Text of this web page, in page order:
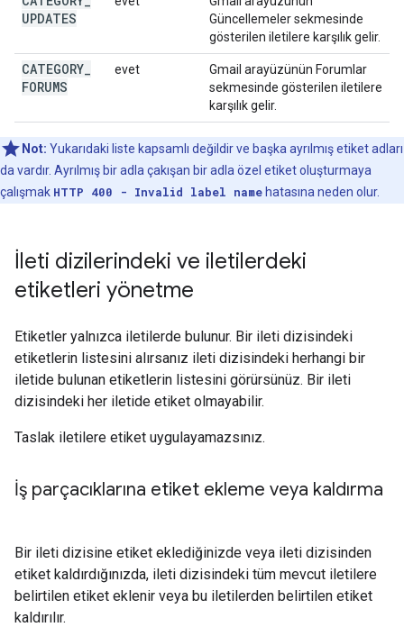
UPDATES
Güncellemeler sekmesinde
gösterilen iletilere karşılık gelir.
CATEGORY
FORUMS
evet
Gmail arayüzünün Forumlar
sekmesinde gösterilen iletilere
karşılık gelir.
Not: Yukarıdaki liste kapsamlı değildir ve başka ayrılmış etiket adları
da vardır. Ayrılmış bir adla çakışan bir adla özel etiket oluşturmaya
çalışmak HTTP 400 - Invalid label name hatasına neden olur.
İleti dizilerindeki ve iletilerdeki
etiketleri yönetme
Etiketler yalnızca iletilerde bulunur. Bir ileti dizisindeki
etiketlerin listesini alırsanız ileti dizisindeki herhangi bir
iletide bulunan etiketlerin listesini görürsünüz. Bir ileti
dizisindeki her iletide etiket olmayabilir.
Taslak iletilere etiket uygulayamazsınız.
İş parçacıklarına etiket ekleme veya kaldırma
Bir ileti dizisine etiket eklediğinizde veya ileti dizisinden
etiket kaldırdığınızda, ileti dizisindeki tüm mevcut iletilere
belirtilen etiket eklenir veya bu iletilerden belirtilen etiket
kaldırılır.